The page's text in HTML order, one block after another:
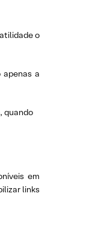
o
a
quando
em
links